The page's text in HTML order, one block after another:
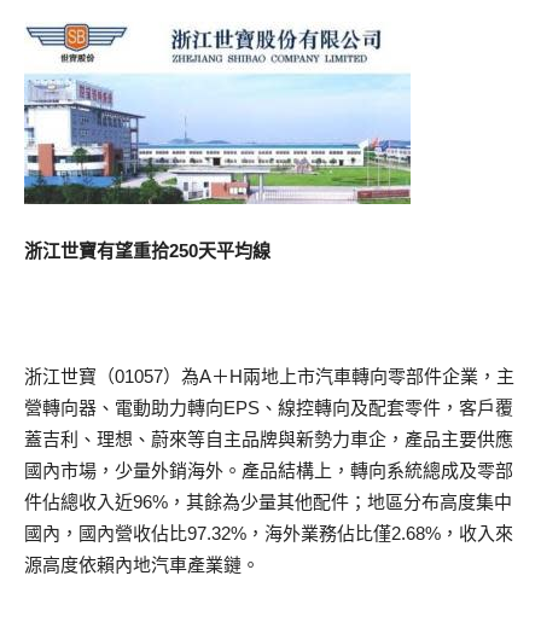
浙江世寶有望重拾250天平均線
浙江世寶（01057）為A＋H兩地上市汽車轉向零部件企業，主
營轉向器、電動助力轉向EPS、線控轉向及配套零件，客戶覆
蓋吉利、理想、蔚來等自主品牌與新勢力車企，產品主要供應
國內市場，少量外銷海外。產品結構上，轉向系統總成及零部
件佔總收入近96%，其餘為少量其他配件；地區分布高度集中
國內，國內營收佔比97.32%，海外業務佔比僅2.68%，收入來
源高度依賴內地汽車產業鏈。